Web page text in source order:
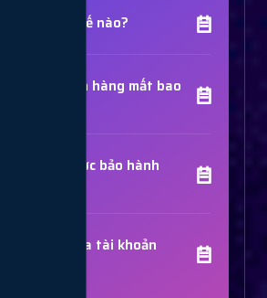
vụ như thế nào?
thành đơn hàng mất bao
mua có được bảo hành
vụ có bị khóa tài khoản